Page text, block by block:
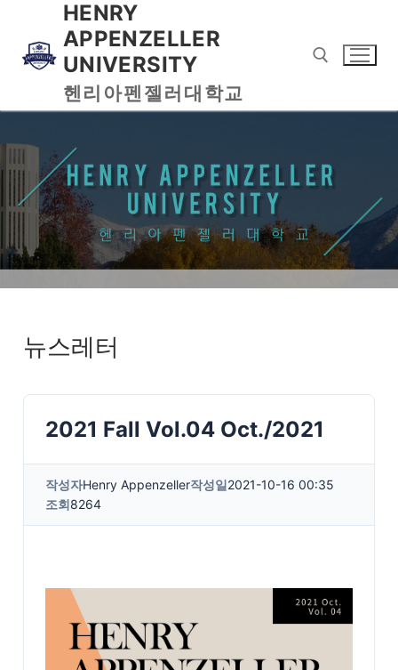
HENRY
APPENZELLER
UNIVERSITY
헨리아펜젤러대학교
뉴스레터
2021 Fall Vol.04 Oct./2021
작성자Henry Appenzeller작성일2021-10-16 00:35
조회8264